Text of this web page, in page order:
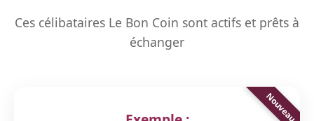
Ces célibataires Le Bon Coin sont actifs et prêts à
échanger